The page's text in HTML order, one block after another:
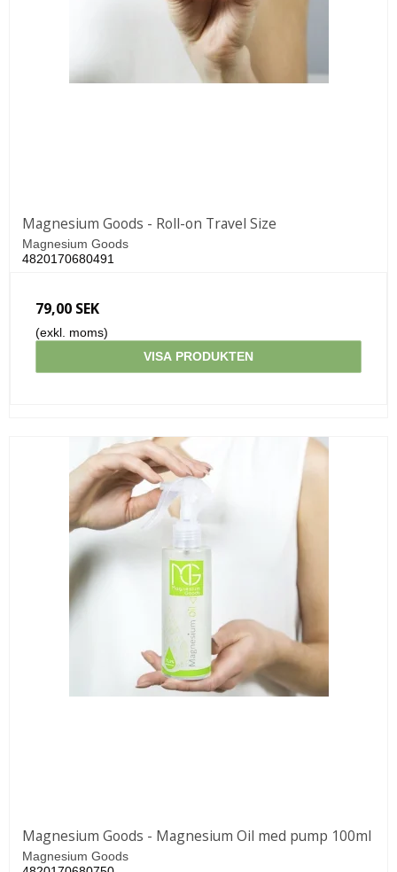
Magnesium Goods - Roll-on Travel Size
Magnesium Goods
4820170680491
79,00 SEK
(exkl. moms)
VISA PRODUKTEN
Magnesium Goods - Magnesium Oil med pump 100ml
Magnesium Goods